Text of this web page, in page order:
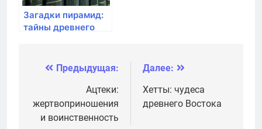
Загадки пирамид:
тайны древнего
Навигация
записям
Предыдущая:
Ацтеки:
жертвоприношения
и воинственность
Далее:
Хетты: чудеса
древнего Востока